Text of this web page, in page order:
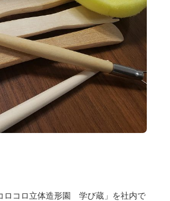
コロ立体造形園 学び蔵」を社内で